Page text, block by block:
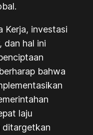
Kerja, investasi
dan hal ini
bahwa
laju
ditargetkan